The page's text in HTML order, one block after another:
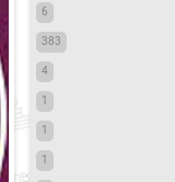
6
383
4
1
1
1